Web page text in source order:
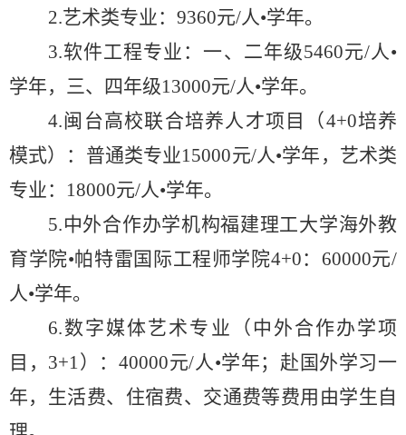
2.艺术类专业：9360元/人•学年。
3.软件工程专业：一、二年级5460元/人•
学年，三、四年级13000元/人•学年。
4.闽台高校联合培养人才项目
（4+0培养
模式）
：普通类专业15000元/人•学年 ， 艺术类
专业： 18000元/人•学年。
5.中外合作办学机构福建理工大学海外教
育学院•帕特雷国际工程师学院4+0： 60000元/
人•学年。
6.数字媒体艺术专业（中外合作办学项
目， 3+1）：40000元/人•学年； 赴国外学习一
年，生活费、住宿费、交通费等费用由学生自